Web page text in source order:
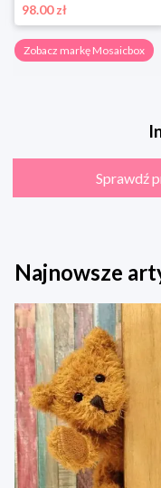
98.00 zł
Zobacz markę Mosaicbox
Sprawdź
Najnowsze